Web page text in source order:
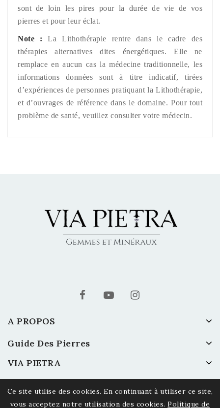
sont de loin les pires pour la durée de vie de vos
pierres et pour leur éclat.
Note : La Lithothérapie rentre dans le cadre des
thérapies alternatives dites énergétiques. Elle ne
remplace en aucun cas la médecine traditionnelle, les
informations données sont à titre indicatif, tirées
d’expériences de personnes pratiquant la Lithothérapie,
et d’ouvrages de référence dans le domaine. Pour tout
problème de santé, veuillez consulter votre médecin.
A PROPOS
Guide Des Pierres
VIA PIETRA
Ce site utilise des cookies. En continuant à utiliser ce site,
vous acceptez notre utilisation des cookies. Politique de